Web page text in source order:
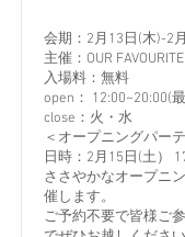
会期：2月13日(木)-2
主催：OUR
入場料：無料
open： 12:00~20:00(
close：火・水
＜オープニングパー
日時：2月15日(土）
ささやかなオープニ
催します。
ご予約不要で皆様ご